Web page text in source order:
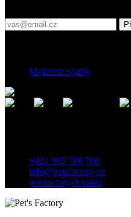
Možnosti platby
+421 905 780 760
info@petsfactory.cz
petsfactoryslovakia